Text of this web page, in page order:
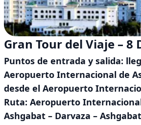
Gran Tour del Viaje – 8
Puntos de entrada y salida:
Aeropuerto Internacional de
desde el Aeropuerto
Ruta: Aeropuerto
Ashgabat – Darvaza –